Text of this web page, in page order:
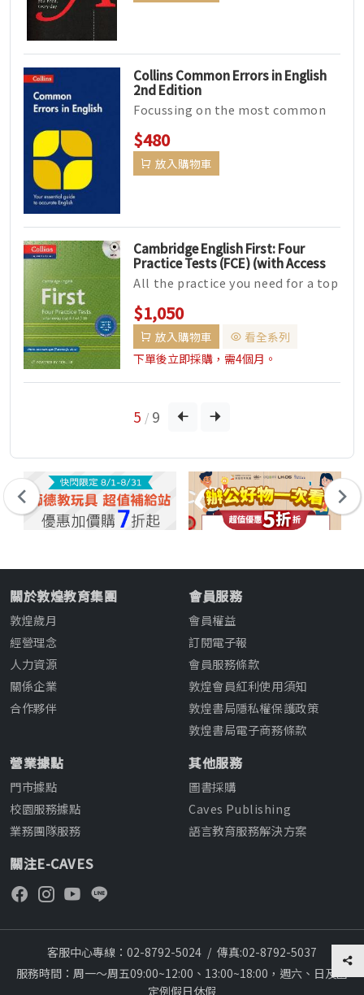
Collins Common Errors in English
2nd Edition
Focussing on the most common
errors in English, th...
$480
放入購物車
Cambridge English First: Four
Practice Tests (FCE) (with Access
Code)
All the practice you need for a top
score in the C...
$1,050
放入購物車
看全系列
下單後立即採購，需4個月。
5 / 9
關於敦煌教育集團
敦煌歲月
經營理念
人力資源
關係企業
合作夥伴
會員服務
會員權益
訂閱電子報
會員服務條款
敦煌會員紅利使用須知
敦煌書局隱私權保護政策
敦煌書局電子商務條款
營業據點
門市據點
校園服務據點
業務團隊服務
其他服務
圖書採購
Caves Publishing
語言教育服務解決方案
關注E-CAVES
客服中心專線：02-8792-5024 / 傳真:02-8792-5037
服務時間：周一～周五09:00~12:00、13:00~18:00，週六、日及國
定例假日休假